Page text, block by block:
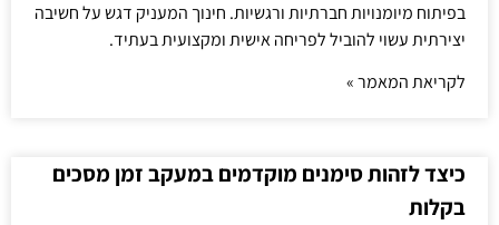
בפיתוח מיומנויות חברתיות ורגשיות. חינוך המעניק דגש על חשיבה
יצירתית עשוי להוביל לפריחה אישית ומקצועית בעתיד.
לקריאת המאמר »
כיצד לזהות סימנים מוקדמים במעקב זמן מסכים
בקלות